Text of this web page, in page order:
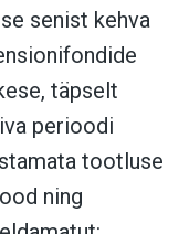
senist kehva
täpselt
perioodi
tootluse
ning